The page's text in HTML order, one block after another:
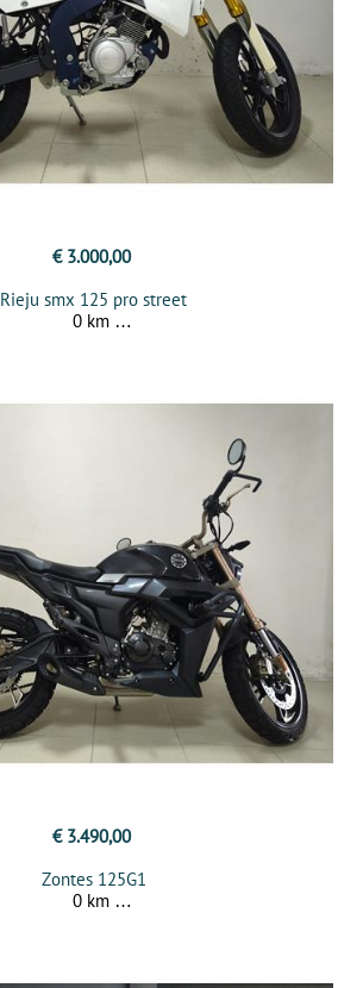
€ 3.000,00
Rieju smx 125 pro street
0 km
€ 3.490,00
Zontes 125G1
0 km